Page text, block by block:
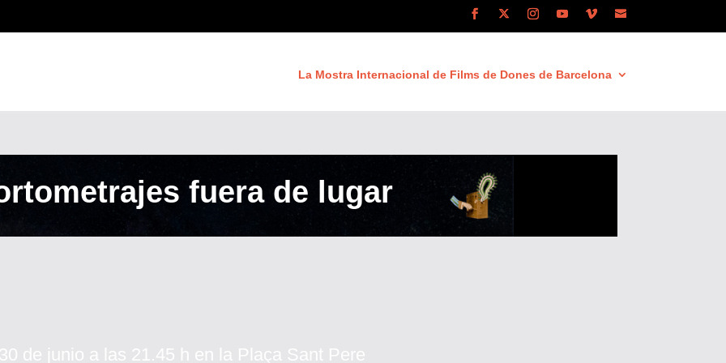
La Mostra Internacional de Films de Dones de Barcelona
fuera de lugar
de junio a las 21.45 h en la Plaça Sant Pere